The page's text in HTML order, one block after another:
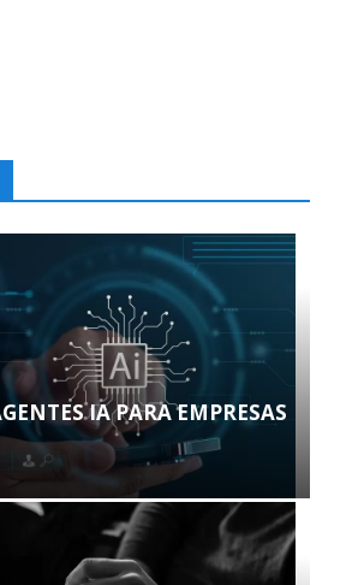
IA PARA EMPRESAS